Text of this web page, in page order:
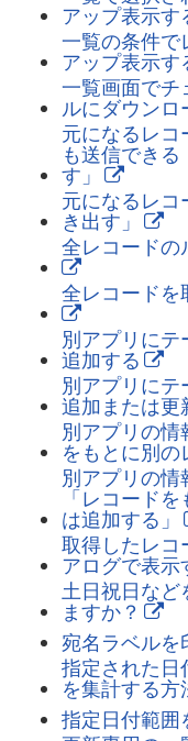
アップ表示す
一覧の条件で
アップ表示す
一覧画面でチ
ルにダウン
元になるレコ
も送信でき
す」
元になるレコ
き出す」
全レコードの
全レコードを
別アプリにテ
追加する
別アプリにテ
追加または更
別アプリの情
をもとに別の
別アプリの情
「レコード
は追加する」
取得したレコ
アログで表示
土日祝日など
ますか？
宛名ラベルを
指定された日
を集計する方
指定日付範囲